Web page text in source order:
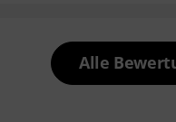
Alle